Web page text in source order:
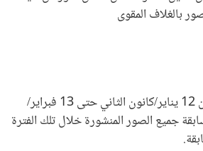
بالغلاف المقوى
1. تستمر المسابقة من 12 يناير/كانون الثاني حتى 13 فبراير/
جميع الصور المنشورة خلال تلك الفترة